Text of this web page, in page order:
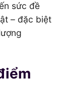
sức đề
– đặc biệt